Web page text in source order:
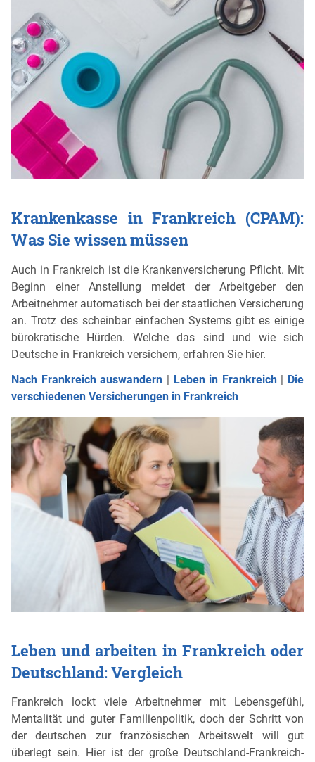
Krankenkasse in Frankreich (CPAM):
Was Sie wissen müssen
Auch in Frankreich ist die Krankenversicherung Pflicht. Mit
Beginn einer Anstellung meldet der Arbeitgeber den
Arbeitnehmer automatisch bei der staatlichen Versicherung
an. Trotz des scheinbar einfachen Systems gibt es einige
bürokratische Hürden. Welche das sind und wie sich
Deutsche in Frankreich versichern, erfahren Sie hier.
Nach Frankreich auswandern | Leben in Frankreich| Die
verschiedenen Versicherungen in Frankreich
Leben und arbeiten in Frankreich oder
Deutschland: Vergleich
Frankreich lockt viele Arbeitnehmer mit Lebensgefühl,
Mentalität und guter Familienpolitik, doch der Schritt von
der deutschen zur französischen Arbeitswelt will gut
überlegt sein. Hier ist der große Deutschland-Frankreich-